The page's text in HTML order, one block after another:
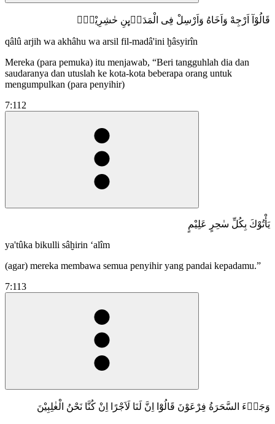
قَالُوْآ اَرْجِهْ وَاَخَاهُ وَاَرْسِلْ فِى الْمَدَاۤىِٕنِ حٰشِرِيْنَۙ
qâlû arjih wa akhâhu wa arsil fil-madâ'ini ḫâsyirîn
Mereka (para pemuka) itu menjawab, “Beri tangguhlah dia dan
saudaranya dan utuslah ke kota-kota beberapa orang untuk
mengumpulkan (para penyihir)
7:112
يَأْتُوْكَ بِكُلِّ سٰحِرٍ عَلِيْمٍ
ya'tûka bikulli sâḫirin ‘alîm
(agar) mereka membawa semua penyihir yang pandai kepadamu.”
7:113
وَجَاۤءَ السَّحَرَةُ فِرْعَوْنَ قَالُوْٓا اِنَّ لَنَا لَاَجْرًا اِنْ كُنَّا نَحْنُ الْغٰلِبِيْنَ